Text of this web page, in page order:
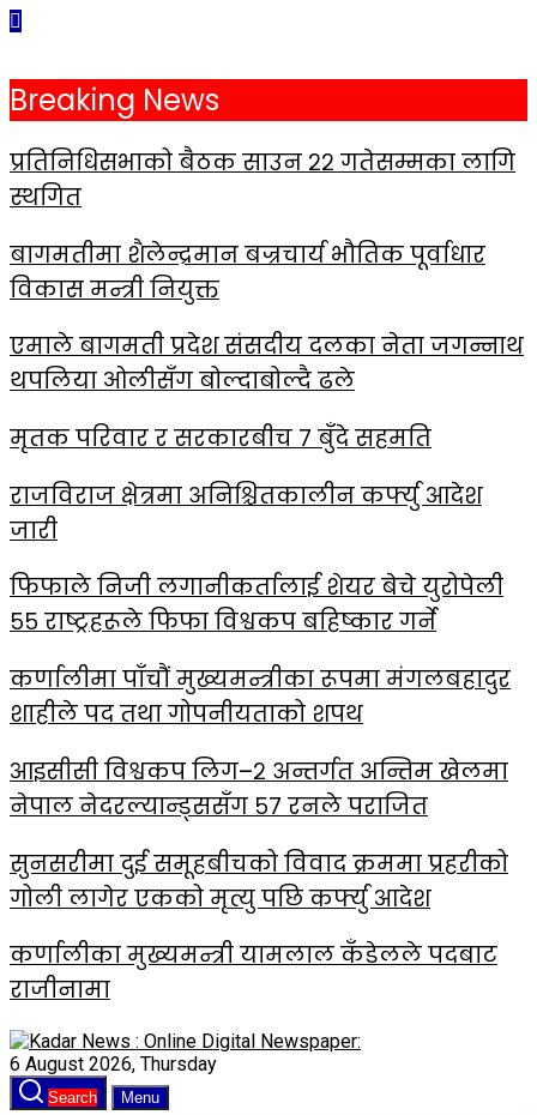
the
content
Breaking News
प्रतिनिधिसभाको बैठक साउन २२ गतेसम्मका लागि
स्थगित
बागमतीमा शैलेन्द्रमान बज्रचार्य भौतिक पूर्वाधार
विकास मन्त्री नियुक्त
एमाले बागमती प्रदेश संसदीय दलका नेता जगन्नाथ
थपलिया ओलीसँग बोल्दाबोल्दै ढले
मृतक परिवार र सरकारबीच ७ बुँदे सहमति
राजविराज क्षेत्रमा अनिश्चितकालीन कर्फ्यु आदेश
जारी
फिफाले निजी लगानीकर्तालाई शेयर बेचे युरोपेली
५५ राष्ट्रहरूले फिफा विश्वकप बहिष्कार गर्ने
कर्णालीमा पाँचौं मुख्यमन्त्रीका रूपमा मंगलबहादुर
शाहीले पद तथा गोपनीयताको शपथ
आइसीसी विश्वकप लिग–२ अन्तर्गत अन्तिम खेलमा
नेपाल नेदरल्यान्ड्ससँग ५७ रनले पराजित
सुनसरीमा दुई समूहबीचको विवाद क्रममा प्रहरीको
गोली लागेर एकको मृत्यु पछि कर्फ्यु आदेश
कर्णालीका मुख्यमन्त्री यामलाल कँडेलले पदबाट
राजीनामा
6 August 2026, Thursday
Search Menu